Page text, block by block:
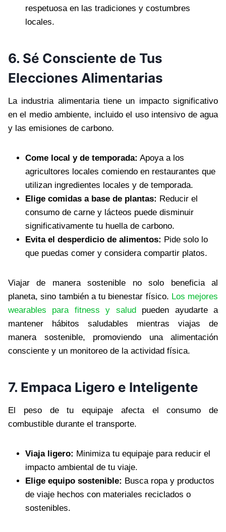
respetuosa en las tradiciones y costumbres
locales.
6. Sé Consciente de Tus
Elecciones Alimentarias
La industria alimentaria tiene un impacto significativo
en el medio ambiente, incluido el uso intensivo de agua
y las emisiones de carbono.
Come local y de temporada: Apoya a los
agricultores locales comiendo en restaurantes que
utilizan ingredientes locales y de temporada.
Elige comidas a base de plantas: Reducir el
consumo de carne y lácteos puede disminuir
significativamente tu huella de carbono.
Evita el desperdicio de alimentos: Pide solo lo
que puedas comer y considera compartir platos.
Viajar de manera sostenible no solo beneficia al
planeta, sino también a tu bienestar físico. Los mejores
wearables para fitness y saludpueden ayudarte a
mantener hábitos saludables mientras viajas de
manera sostenible, promoviendo una alimentación
consciente y un monitoreo de la actividad física.
7. Empaca Ligero e Inteligente
El peso de tu equipaje afecta el consumo de
combustible durante el transporte.
Viaja ligero: Minimiza tu equipaje para reducir el
impacto ambiental de tu viaje.
Elige equipo sostenible: Busca ropa y productos
de viaje hechos con materiales reciclados o
sostenibles.